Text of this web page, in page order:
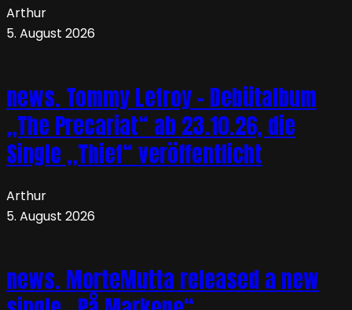
Arthur
5. August 2026
news. Tommy Lefroy – Debütalbum
„The Precariat“ ab 23.10.26, die
Single „Thief“ veröffentlicht
Arthur
5. August 2026
news. MorteMutta released a new